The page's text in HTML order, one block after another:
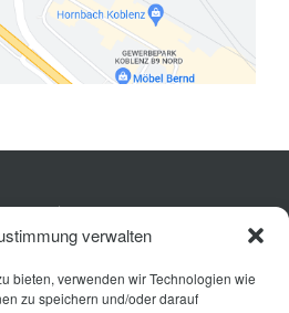
verwalten
bieten, verwenden wir Technologien wie
zu speichern und/oder darauf
Küche
Wohnen
Bad